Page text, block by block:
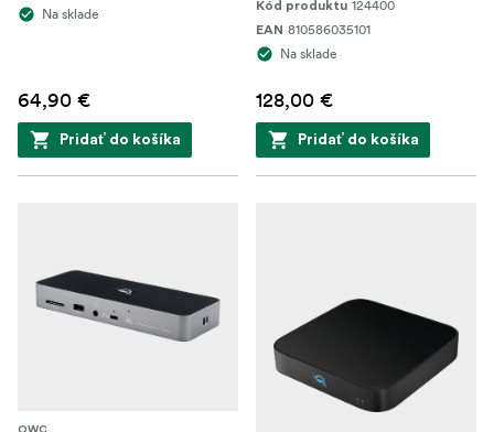
Na sklade
64,90 €
Pridať do košíka
Kód produktu 124400
EAN 810586035101
Na sklade
128,00 €
Pridať do košíka
OWC